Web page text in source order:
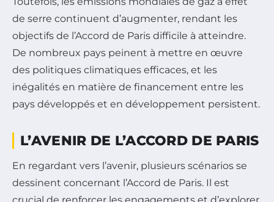
de serre continuent d’augmenter, rendant les
objectifs de l’Accord de Paris difficile à atteindre.
De nombreux pays peinent à mettre en œuvre
des politiques climatiques efficaces, et les
inégalités en matière de financement entre les
pays développés et en développement persistent.
L’AVENIR DE L’ACCORD DE PARIS
En regardant vers l’avenir, plusieurs scénarios se
dessinent concernant l’Accord de Paris. Il est